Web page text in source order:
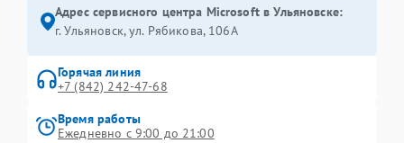
Адрес сервисного центра Microsoft в Ульяновске:
г. Ульяновск, ул. Рябикова, 106А
Горячая линия
+7 (842) 242-47-68
Время работы
Ежедневно с 9:00 до 21:00